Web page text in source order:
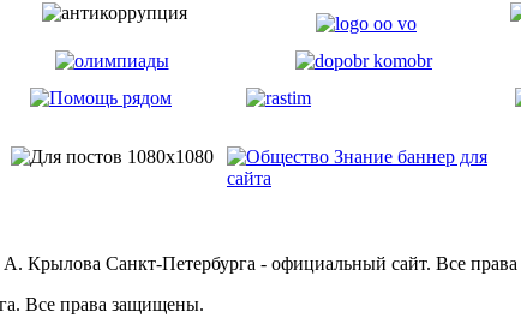
Крылова Санкт-Петербурга - официальный сайт. Все
Все права защищены.